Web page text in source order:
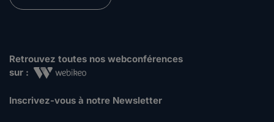
Retrouvez toutes nos webconférences
sur :
Inscrivez-vous à notre Newsletter